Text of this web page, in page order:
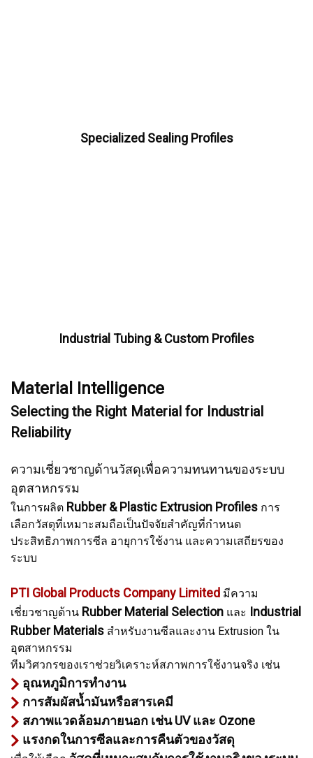
Specialized Sealing Profiles
Industrial Tubing & Custom Profiles
Material Intelligence
Selecting the Right Material for Industrial
Reliability
ความเชี่ยวชาญด้านวัสดุเพื่อความทนทานของระบบ
อุตสาหกรรม
ในการผลิต Rubber & Plastic Extrusion Profiles การ
เลือกวัสดุที่เหมาะสมถือเป็นปัจจัยสำคัญที่กำหนด
ประสิทธิภาพการซีล อายุการใช้งาน และความเสถียรของ
ระบบ
PTI Global Products Company Limited มีความ
เชี่ยวชาญด้าน Rubber Material Selection และ Industrial
Rubber Materials สำหรับงานซีลและงาน Extrusion ใน
อุตสาหกรรม
ทีมวิศวกรของเราช่วยวิเคราะห์สภาพการใช้งานจริง เช่น
อุณหภูมิการทำงาน
การสัมผัสน้ำมันหรือสารเคมี
สภาพแวดล้อมภายนอก เช่น UV และ Ozone
แรงกดในการซีลและการคืนตัวของวัสดุ